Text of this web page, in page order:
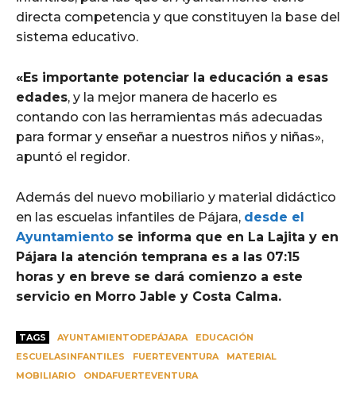
directa competencia y que constituyen la base del
sistema educativo.
«Es importante potenciar la educación a esas
edades, y la mejor manera de hacerlo es
contando con las herramientas más adecuadas
para formar y enseñar a nuestros niños y niñas»,
apuntó el regidor.
Además del nuevo mobiliario y material didáctico
en las escuelas infantiles de Pájara, desde el
Ayuntamiento se informa que en La Lajita y en
Pájara la atención temprana es a las 07:15
horas y en breve se dará comienzo a este
servicio en Morro Jable y Costa Calma.
TAGS AYUNTAMIENTODEPÁJARA
EDUCACIÓN
ESCUELASINFANTILES
FUERTEVENTURA
MATERIAL
MOBILIARIO
ONDAFUERTEVENTURA